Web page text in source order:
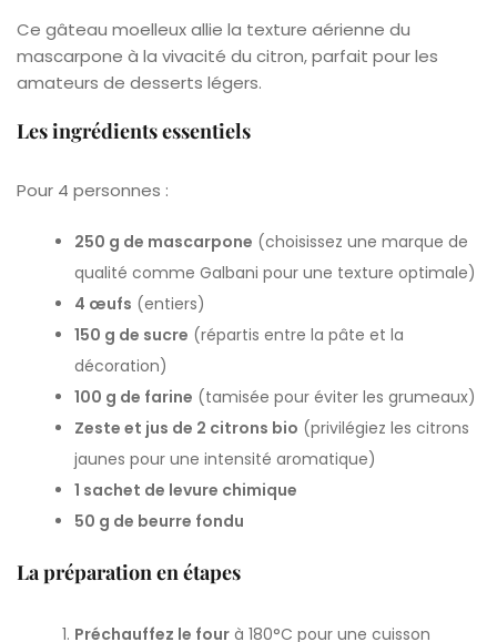
Ce gâteau moelleux allie la texture aérienne du
mascarpone à la vivacité du citron, parfait pour les
amateurs de desserts légers.
Les ingrédients essentiels
Pour 4 personnes :
250 g de mascarpone (choisissez une marque de
qualité comme Galbani pour une texture optimale)
4 œufs (entiers)
150 g de sucre (répartis entre la pâte et la
décoration)
100 g de farine (tamisée pour éviter les grumeaux)
Zeste et jus de 2 citrons bio (privilégiez les citrons
jaunes pour une intensité aromatique)
1 sachet de levure chimique
50 g de beurre fondu
La préparation en étapes
Préchauffez le four à 180°C pour une cuisson